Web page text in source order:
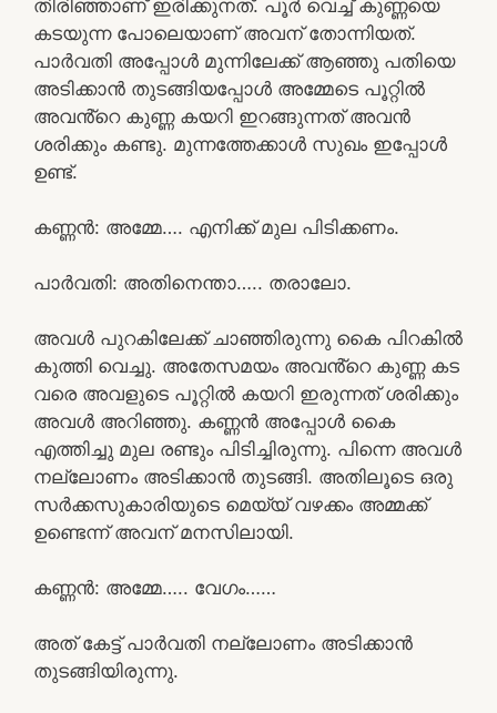
തിരിഞ്ഞാണ് ഇരിക്കുനത്. പൂർ വെച്ച് കുണ്ണയെ
കടയുന്ന പോലെയാണ് അവന് തോന്നിയത്.
പാർവതി അപ്പോൾ മുന്നിലേക്ക് ആഞ്ഞു പതിയെ
അടിക്കാൻ തുടങ്ങിയപ്പോൾ അമ്മേടെ പൂറ്റിൽ
അവൻ്റെ കുണ്ണ കയറി ഇറങ്ങുന്നത് അവൻ
ശരിക്കും കണ്ടു. മുന്നത്തേക്കാൾ സുഖം ഇപ്പോൾ
ഉണ്ട്.
കണ്ണൻ: അമ്മേ…. എനിക്ക് മുല പിടിക്കണം.
പാർവതി: അതിനെന്താ….. തരാലോ.
അവൾ പുറകിലേക്ക് ചാഞ്ഞിരുന്നു കൈ പിറകിൽ
കുത്തി വെച്ചു. അതേസമയം അവൻ്റെ കുണ്ണ കട
വരെ അവളുടെ പൂറ്റിൽ കയറി ഇരുന്നത് ശരിക്കും
അവൾ അറിഞ്ഞു. കണ്ണൻ അപ്പോൾ കൈ
എത്തിച്ചു മുല രണ്ടും പിടിച്ചിരുന്നു. പിന്നെ അവൾ
നല്ലോണം അടിക്കാൻ തുടങ്ങി. അതിലൂടെ ഒരു
സർക്കസുകാരിയുടെ മെയ്യ് വഴക്കം അമ്മക്ക്
ഉണ്ടെന്ന് അവന് മനസിലായി.
കണ്ണൻ: അമ്മേ….. വേഗം……
അത് കേട്ട് പാർവതി നല്ലോണം അടിക്കാൻ
തുടങ്ങിയിരുന്നു.